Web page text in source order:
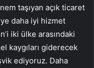
taşıyan açık ticaret
daha iyi hizmet
iki ülke arasındaki
kaygıları giderecek
ediyoruz. Daha